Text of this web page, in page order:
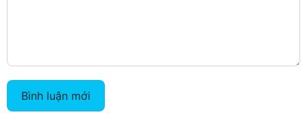
Bình luận mới